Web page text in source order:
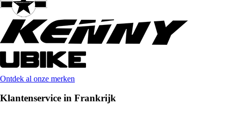
Ontdek al onze merken
Klantenservice in Frankrijk